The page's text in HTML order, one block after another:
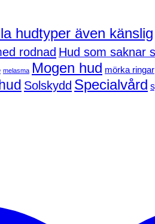
hudtyper även känslig
rodnad Hud som saknar
melasma Mogen hud mörka ringar
Solskydd Specialvård